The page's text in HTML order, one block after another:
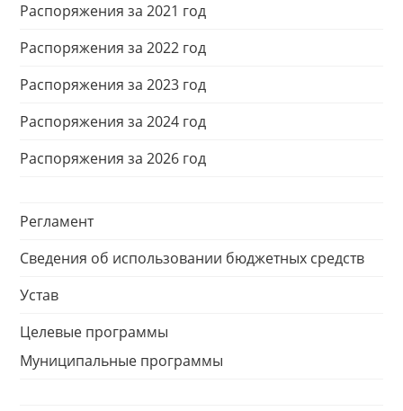
Распоряжения за 2021 год
Распоряжения за 2022 год
Распоряжения за 2023 год
Распоряжения за 2024 год
Распоряжения за 2026 год
Регламент
Сведения об использовании бюджетных средств
Устав
Целевые программы
Муниципальные программы